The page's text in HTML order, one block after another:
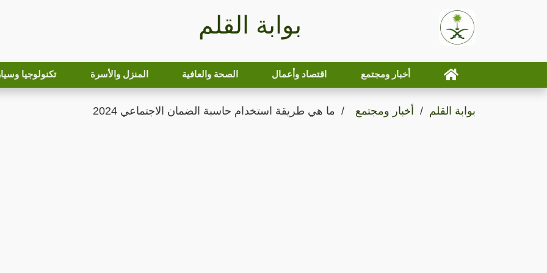
بوابة القلم
أخبار ومجتمع اقتصاد وأعمال الصحة والعافية المنزل والأسرة تكنولوجيا
بوابة القلم أخبار ومجتمع ما هي طريقة استخدام حاسبة الضمان الاجتماعي 2024